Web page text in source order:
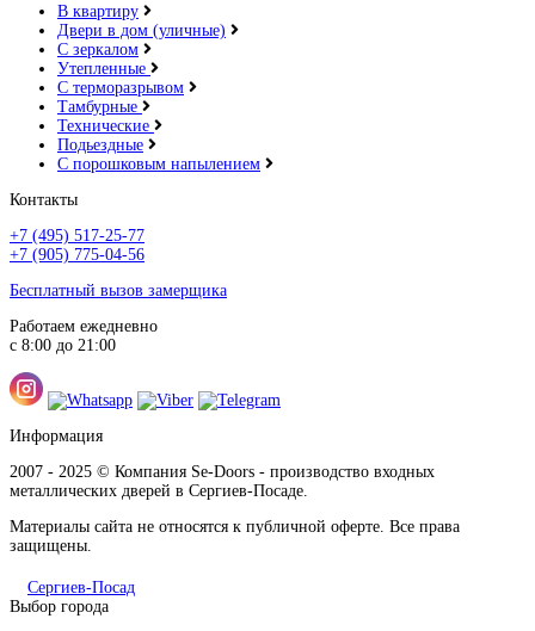
Капучино
В квартиру
Двери в дом (уличные)
С зеркалом
Утепленные
С терморазрывом
Тамбурные
Технические
Подьездные
С порошковым напылением
Контакты
+7 (495) 517-25-77
+7 (905) 775-04-56
Бесплатный вызов замерщика
Работаем ежедневно
с 8:00 до 21:00
Информация
2007 - 2025 © Компания Se-Doors - производство входных
металлических дверей в Сергиев-Посаде.
Материалы сайта не относятся к публичной оферте. Все права
защищены.
Сергиев-Посад
Выбор города